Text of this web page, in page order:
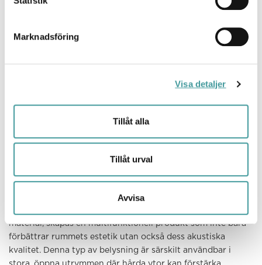
Marknadsföring
Visa detaljer
Tillåt alla
Tillåt urval
Avvisa
material, skapas en multifunktionell produkt som inte bara
förbättrar rummets estetik utan också dess akustiska
kvalitet. Denna typ av belysning är särskilt användbar i